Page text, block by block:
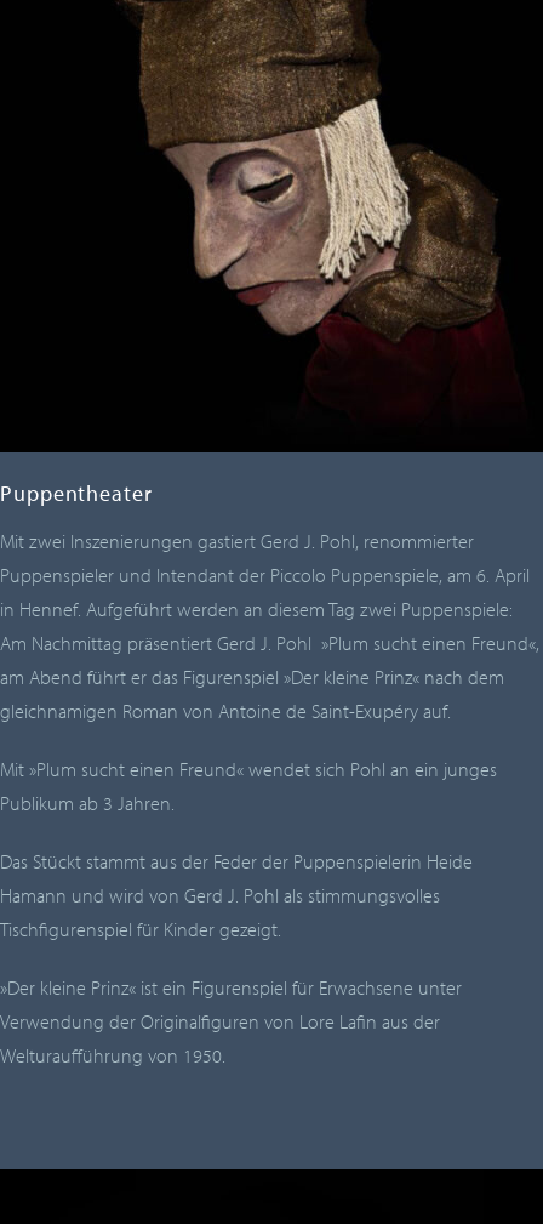
Puppentheater
Mit zwei Inszenierungen gastiert Gerd J. Pohl, renommierter
Puppenspieler und Intendant der Piccolo Puppenspiele, am 6. April
in Hennef. Aufgeführt werden an diesem Tag zwei Puppenspiele:
Am Nachmittag präsentiert Gerd J. Pohl »Plum sucht einen Freund«,
am Abend führt er das Figurenspiel »Der kleine Prinz« nach dem
gleichnamigen Roman von Antoine de Saint-Exupéry auf.
Mit »Plum sucht einen Freund« wendet sich Pohl an ein junges
Publikum ab 3 Jahren.
Das Stückt stammt aus der Feder der Puppenspielerin Heide
Hamann und wird von Gerd J. Pohl als stimmungsvolles
Tischfigurenspiel für Kinder gezeigt.
»Der kleine Prinz« ist ein Figurenspiel für Erwachsene unter
Verwendung der Originalfiguren von Lore Lafin aus der
Welturaufführung von 1950.